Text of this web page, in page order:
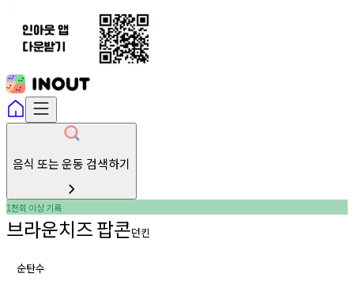
음식 또는 운동 검색하기
1천회 이상기록
브라운치즈팝콘던킨
순탄수